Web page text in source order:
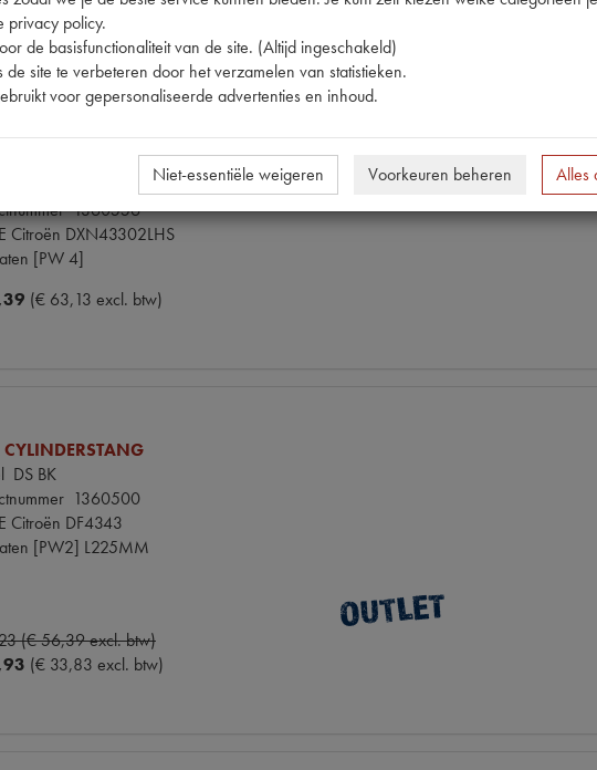
(€ 117,63 excl. btw)
VEERBOL LHS
1360556
Citroën DXN43302LHS
[PW 4]
(€ 63,13 excl. btw)
CYLINDERSTANG
DS BK
1360500
Citroën DF4343
[PW2] L225MM
(€ 56,39 excl. btw)
(€ 33,83 excl. btw)
privacy policy.
de basisfunctionaliteit van de site. (Altijd ingeschakeld)
site te verbeteren door het verzamelen van statistieken.
voor gepersonaliseerde advertenties en inhoud.
Niet-essentiële weigeren Voorkeuren beheren Alles